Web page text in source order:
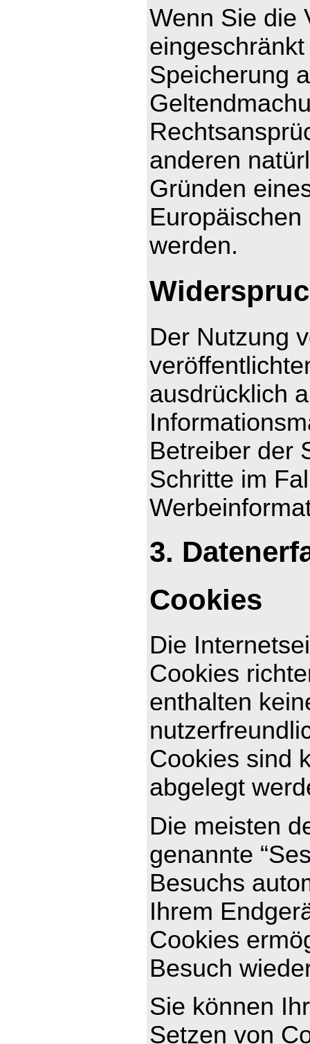
Wenn Sie die
Speicherung
anderen
Gründen
werden.
Der Nutzung
ausdrücklich
Betreiber der
Schritte im
3.
Cookies
Die
Cookies
enthalten
Cookies sind
abgelegt
Die meisten
genannte
Besuchs
Ihrem
Cookies
Besuch
Sie können
Setzen von